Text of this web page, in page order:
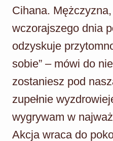
Cihana.
wczorajszego dnia
odzyskuje
sobie” – mówi do
zostaniesz pod
zupełnie
wygrywam w
Akcja wraca do